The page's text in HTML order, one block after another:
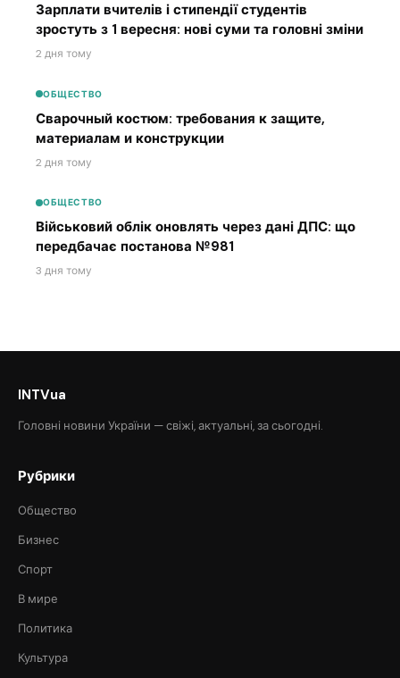
Зарплати вчителів і стипендії студентів
зростуть з 1 вересня: нові суми та головні зміни
2 дня тому
ОБЩЕСТВО
Сварочный костюм: требования к защите,
материалам и конструкции
2 дня тому
ОБЩЕСТВО
Військовий облік оновлять через дані ДПС: що
передбачає постанова №981
3 дня тому
INTVua
Головні новини України — свіжі, актуальні, за сьогодні.
Рубрики
Общество
Бизнес
Спорт
В мире
Политика
Культура